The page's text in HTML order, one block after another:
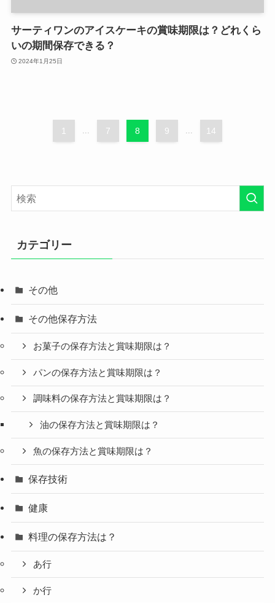
サーティワンのアイスケーキの賞味期限は？どれくら
いの期間保存できる？
2024年1月25日
1 ... 7 8 9 ... 14
カテゴリー
その他
その他保存方法
お菓子の保存方法と賞味期限は？
パンの保存方法と賞味期限は？
調味料の保存方法と賞味期限は？
油の保存方法と賞味期限は？
魚の保存方法と賞味期限は？
保存技術
健康
料理の保存方法は？
あ行
か行